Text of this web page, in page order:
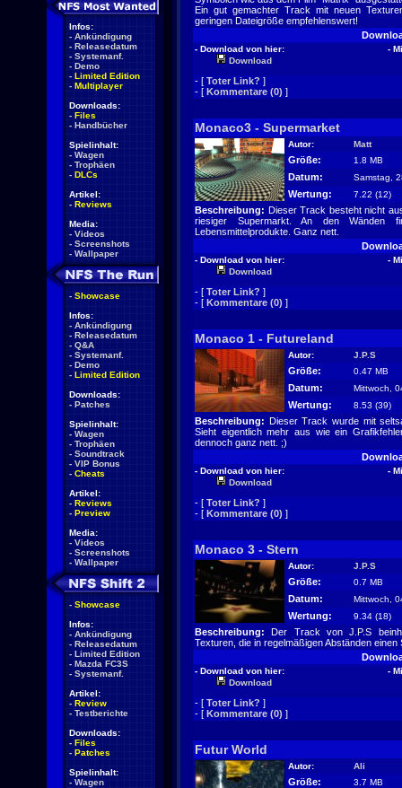
Infos:
- Ankündigung
- Releasedatum
- Systemanf.
- Demo
- Limited Edition
- Multiplayer
Downloads:
- Files
- Handbücher
Spielinhalt:
- Wagen
- Trophäen
- DLCs
Artikel:
- Reviews
Media:
- Videos
- Screenshots
- Wallpaper
- Showcase
Infos:
- Ankündigung
- Releasedatum
- Q&A
- Systemanf.
- Demo
- Limited Edition
Downloads:
- Patches
Spielinhalt:
- Wagen
- Trophäen
- Soundtrack
- VIP Bonus
- Cheats
Artikel:
- Reviews
- Preview
Media:
- Videos
- Screenshots
- Wallpaper
- Showcase
Infos:
- Ankündigung
- Releasedatum
- Limited Edition
- Mazda FC3S
- Systemanf.
Artikel:
- Review
- Testberichte
Downloads:
- Files
- Patches
Spielinhalt:
- Wagen
Ein gut gemachter Track mit neuen
geringen Dateigröße empfehlenswert!
- Download von hier:
Download
-
- [ Toter Link? ]
- [ Kommentare (0) ]
Monaco3 - Supermarket
Autor: Matt
Größe: 1.8 MB
Datum: Samstag,
Wertung: 7.22
Beschreibung: Dieser Track besteht nicht
riesiger Supermarkt. An den Wänden
Lebensmittelprodukte. Ganz nett.
- Download von hier:
Download
-
- [ Toter Link? ]
- [ Kommentare (0) ]
Monaco 1 - Futureland
Autor: J.P.S
Größe: 0.47 MB
Datum: Mittwoch,
Wertung: 8.53
Beschreibung: Dieser Track wurde mit
Sieht eigentlich mehr aus wie ein
dennoch ganz nett. ;)
- Download von hier:
Download
-
- [ Toter Link? ]
- [ Kommentare (0) ]
Monaco 3 - Stern
Autor: J.P.S
Größe: 0.7 MB
Datum: Mittwoch,
Wertung: 9.34
Beschreibung: Der Track von J.P.S
Texturen, die in regelmäßigen Abständen
- Download von hier:
Download
-
- [ Toter Link? ]
- [ Kommentare (0) ]
Futur World
Autor: Ali
Größe: 3.7 MB